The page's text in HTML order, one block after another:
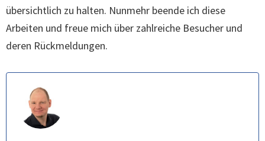
übersichtlich zu halten. Nunmehr beende ich diese
Arbeiten und freue mich über zahlreiche Besucher und
deren Rückmeldungen.